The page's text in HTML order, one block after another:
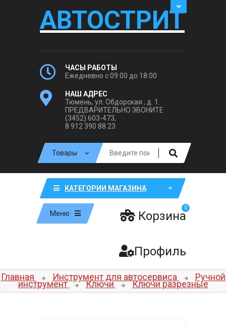
АВТОСТРИТ
ЧАСЫ РАБОТЫ
Ежедневно с 09:00 до 18:00
НАШ АДРЕС
Тюмень, ул. Обдорская , д. 1.
ПРЕДВАРИТЕЛЬНО ЗВОНИТЕ
(3452) 603-473,
8 912 390 88 23
КАТЕГОРИИ МАГАЗИНА
Меню Корзина
0
Профиль
Главная Инструмент для автосервиса Ручной
инструмент Ключи Ключи разрезные